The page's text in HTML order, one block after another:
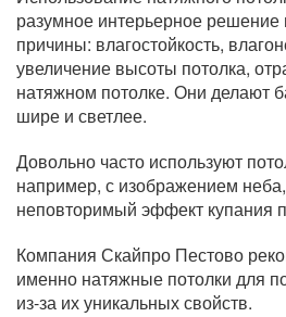
разумное интерьерное решение
причины: влагостойкость,
увеличение высоты потолка,
натяжном потолке. Они делают
шире и светлее.
Довольно часто используют
например, с изображением
неповторимый эффект купания
Компания Скайпро Пестово
именно натяжные потолки для
из-за их уникальных свойств.